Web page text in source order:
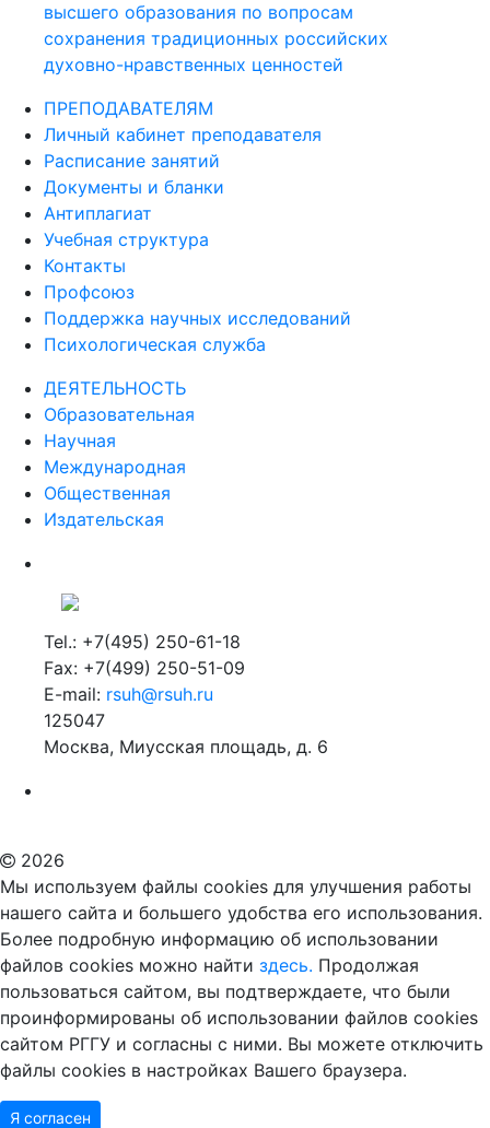
высшего образования по вопросам
сохранения традиционных российских
духовно-нравственных ценностей
ПРЕПОДАВАТЕЛЯМ
Личный кабинет преподавателя
Расписание занятий
Документы и бланки
Антиплагиат
Учебная структура
Контакты
Профсоюз
Поддержка научных исследований
Психологическая служба
ДЕЯТЕЛЬНОСТЬ
Образовательная
Научная
Международная
Общественная
Издательская
Tel.: +7(495) 250-61-18
Fax: +7(499) 250-51-09
E-mail: rsuh@rsuh.ru
125047
Москва, Миусская площадь, д. 6
2026
Мы используем файлы cookies для улучшения работы
нашего сайта и большего удобства его использования.
Более подробную информацию об использовании
файлов cookies можно найти здесь. Продолжая
пользоваться сайтом, вы подтверждаете, что были
проинформированы об использовании файлов cookies
сайтом РГГУ и согласны с ними. Вы можете отключить
файлы cookies в настройках Вашего браузера.
Я согласен